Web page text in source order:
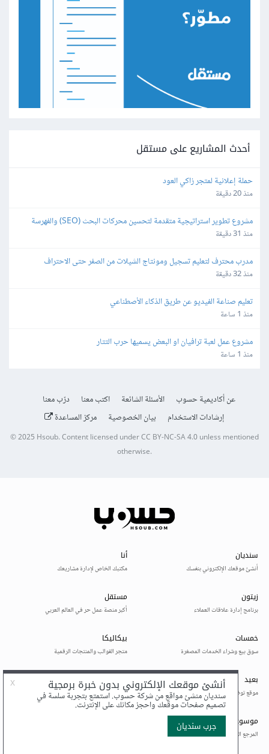
أحدث المشاريع على مستقل
حملة إعلانية لمتجر زاكي العود
منذ 20 دقيقة
(Indexing)منذ 31 دقيقة
مدرب محترف لتعليم تسجيل ومونتاج الشيلات من الصفر حتى الاحتراف
منذ 32 دقيقة
تعليم صناعة الفيديو عن طريق الذكاء الأصطناعي
منذ 1 ساعة
مشروع عمل لعبة ترافيان او البعض يسميها حرب التتار
منذ 1 ساعة
عن أكاديمية حسوب الأسئلة الشائعة اكتب معنا
درّب معنا
إرشادات الاستخدام
بيان الخصوصية مركز المساعدة
© 2025 Hsoub.Content licensed underCC BY-NC-SA 4.0unless mentioned
otherwise.